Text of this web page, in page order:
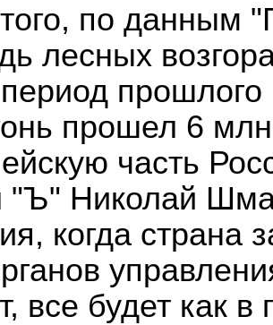
по данным
лесных
прошлого
прошел 6
часть
"Ъ" Николай
когда страна
все будет как